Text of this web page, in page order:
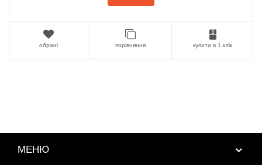
обрані порівняння купити в 1 клік
МЕНЮ